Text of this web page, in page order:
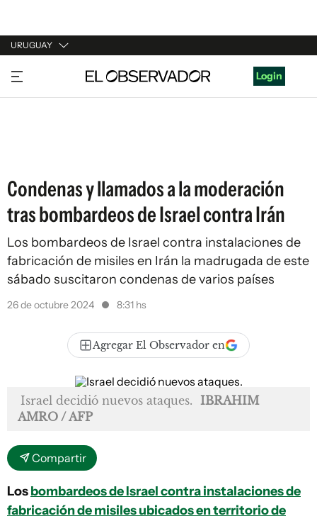
URUGUAY
URUGUAY
ARGENTINA
Login
Condenas y llamados a la moderación
tras bombardeos de Israel contra Irán
Los bombardeos de Israel contra instalaciones de
fabricación de misiles en Irán la madrugada de este
sábado suscitaron condenas de varios países
26 de octubre 2024 8:31 hs
Agregar El Observador en
Israel decidió nuevos ataques. IBRAHIM
AMRO / AFP
Compartir
Losbombardeos de Israel contra instalaciones de
fabricación de misiles ubicados en territorio de